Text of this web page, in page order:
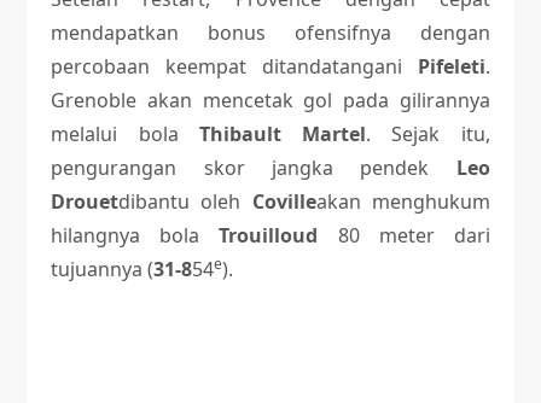
mendapatkan bonus ofensifnya dengan
percobaan keempat ditandatangani Pifeleti.
Grenoble akan mencetak gol pada gilirannya
melalui bola Thibault Martel. Sejak itu,
pengurangan skor jangka pendek Leo
Drouetdibantu oleh Covilleakan menghukum
hilangnya bolaTrouilloud 80 meter dari
tujuannya (31-854e).